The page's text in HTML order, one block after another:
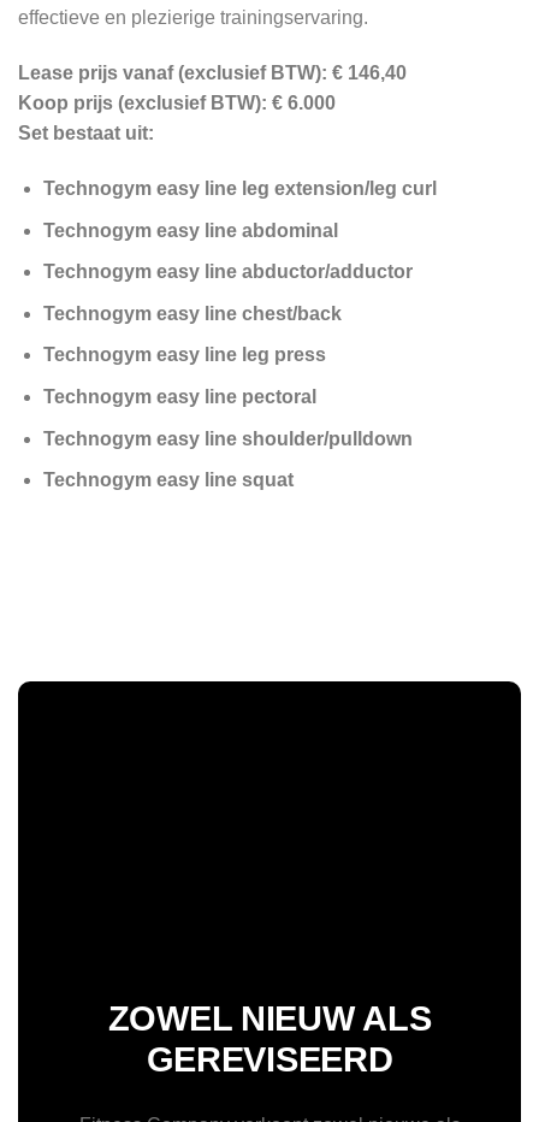
effectieve en plezierige trainingservaring.
Lease prijs vanaf (exclusief BTW): € 146,40
Koop prijs (exclusief BTW): € 6.000
Set bestaat uit:
Technogym easy line leg extension/leg curl
Technogym easy line abdominal
Technogym easy line abductor/adductor
Technogym easy line chest/back
Technogym easy line leg press
Technogym easy line pectoral
Technogym easy line shoulder/pulldown
Technogym easy line squat
ZOWEL NIEUW ALS
GEREVISEERD